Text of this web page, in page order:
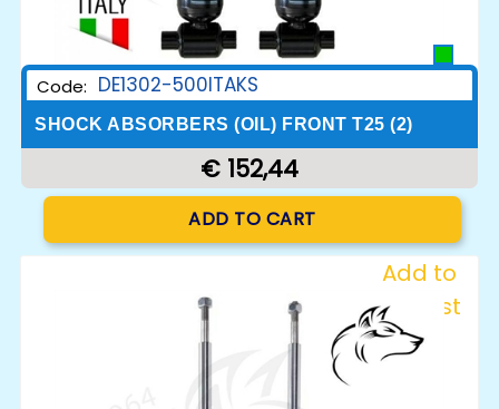
Code: DE1302-500ITAKS
SHOCK ABSORBERS (OIL) FRONT T25 (2)
€ 152,44
ADD TO CART
Add to
Wishlist